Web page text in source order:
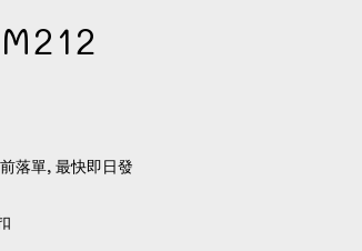
落單, 最快即日發